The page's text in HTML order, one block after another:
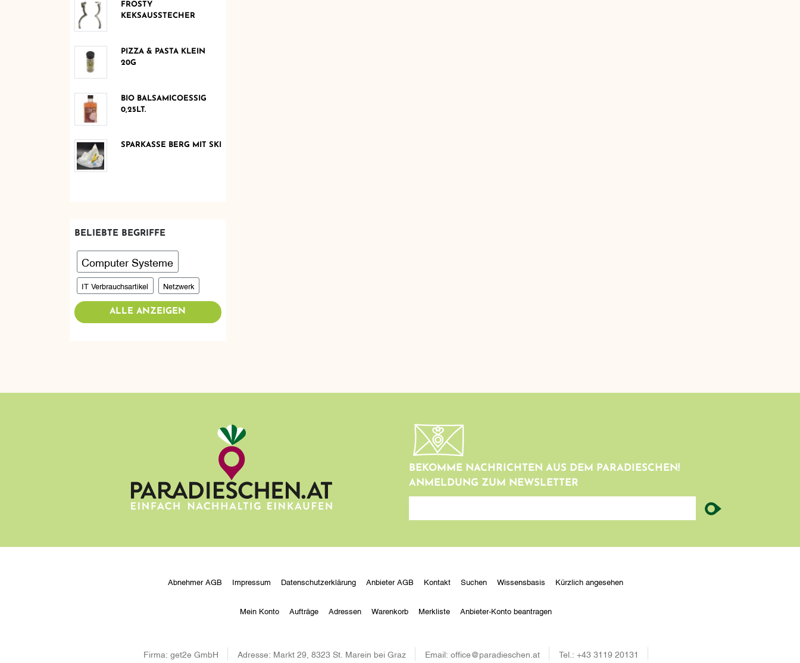
FROSTY
KEKSAUSSTECHER
PIZZA & PASTA KLEIN
20G
BIO BALSAMICOESSIG
0,25LT.
SPARKASSE BERG MIT SKI
BELIEBTE BEGRIFFE
Computer Systeme
IT Verbrauchsartikel Netzwerk
ALLE ANZEIGEN
BEKOMME NACHRICHTEN AUS DEM PARADIESCHEN!
ANMELDUNG ZUM NEWSLETTER
newsletter
Abnehmer AGB Impressum Datenschutzerklärung Anbieter AGB Kontakt Suchen Wissensbasis Kürzlich angesehen
Mein Konto Aufträge Adressen Warenkorb Merkliste Anbieter-Konto beantragen
Firma: get2e GmbH Adresse: Markt 29, 8323 St. Marein bei Graz Email: office@paradieschen.at Tel.: +43 3119 20131